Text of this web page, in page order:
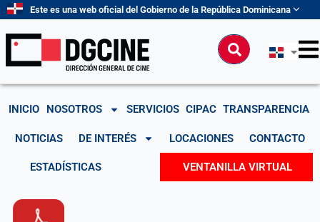
contenido
Este es una web oficial del Gobierno de la República Dominicana
Buscar
INICIO NOSOTROS SERVICIOS CIPAC TRANSPARENCIA
NOTICIAS DE INTERÉS LOCACIONES CONTACTO
ESTADÍSTICAS VENTANILLA VIRTUAL